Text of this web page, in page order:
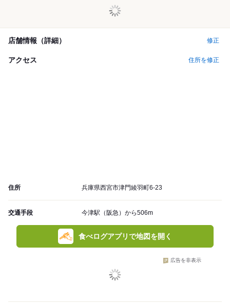
店舗情報（詳細） 修正
アクセス 住所を修正
住所 兵庫県西宮市津門綾羽町6-23
交通手段 今津駅（阪急）から506m
食べログアプリで地図を開く
広告を非表示